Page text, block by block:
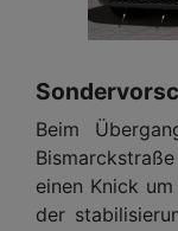
Beim
einen Knick
der